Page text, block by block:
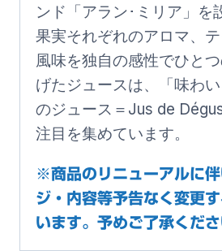
ンド「アラン･ミリア」を
果実それぞれのアロマ、テ
風味を独自の感性でひと
げたジュースは、「味わ
のジュース＝Jus de
注目を集めています。
※商品のリニューアルに
ジ・内容等予告なく変更
います。予めご了承くださ